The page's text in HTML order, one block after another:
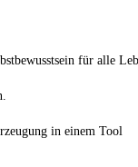
für alle
in einem Tool